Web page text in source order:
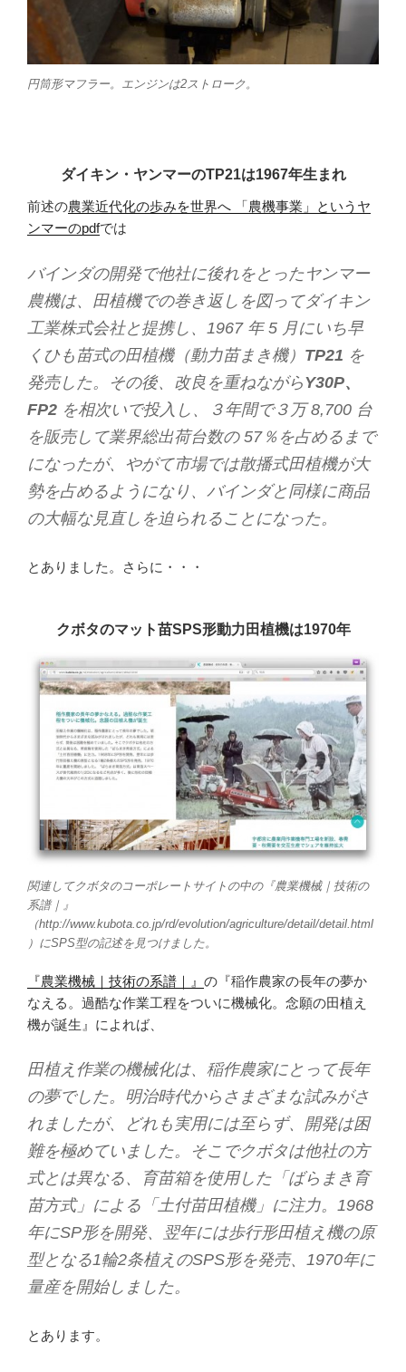
円筒形マフラー。エンジンは2ストローク。
ダイキン・ヤンマーのTP21は1967年生まれ
前述の農業近代化の歩みを世界へ 「農機事業」というヤ
ンマーのpdfでは
バインダの開発で他社に後れをとったヤンマー
農機は、田植機での巻き返しを図ってダイキン
工業株式会社と提携し、1967 年 5 月にいち早
くひも苗式の田植機（動力苗まき機） TP21 を
発売した。その後、改良を重ねながらY30P、
FP2 を相次いで投入し、３年間で３万 8,700 台
を販売して業界総出荷台数の 57％を占めるまで
になったが、やがて市場では散播式田植機が大
勢を占めるようになり、バインダと同様に商品
の大幅な見直しを迫られることになった。
とありました。さらに・・・
クボタのマット苗SPS形動力田植機は1970年
関連してクボタのコーポレートサイトの中の『農業機械｜技術の
系譜｜』
（http://www.kubota.co.jp/rd/evolution/agriculture/detail/detail.html
）にSPS型の記述を見つけました。
『農業機械｜技術の系譜｜』 の『稲作農家の長年の夢か
なえる。過酷な作業工程をついに機械化。念願の田植え
機が誕生』によれば、
田植え作業の機械化は、稲作農家にとって長年
の夢でした。明治時代からさまざまな試みがさ
れましたが、どれも実用には至らず、開発は困
難を極めていました。そこでクボタは他社の方
式とは異なる、育苗箱を使用した「ばらまき育
苗方式」による「土付苗田植機」に注力。1968
年にSP形を開発、翌年には歩行形田植え機の原
型となる1輪2条植えのSPS形を発売、1970年に
量産を開始しました。
とあります。